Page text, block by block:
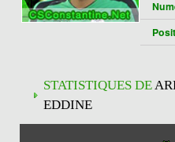
STATISTIQUES DE
EDDINE